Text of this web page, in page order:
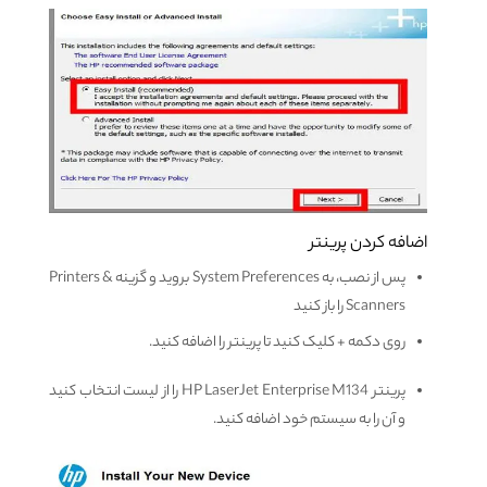
اضافه کردن پرینتر
پس از نصب، به System Preferences بروید و گزینه Printers &
Scanners را باز کنید
روی دکمه + کلیک کنید تا پرینتر را اضافه کنید.
پرینتر HP LaserJet Enterprise M134 را از لیست انتخاب کنید
و آن را به سیستم خود اضافه کنید.